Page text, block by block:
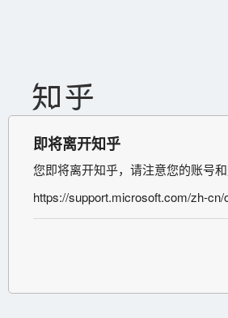
即将离开知乎
您即将离开知乎，请注意您的账号和